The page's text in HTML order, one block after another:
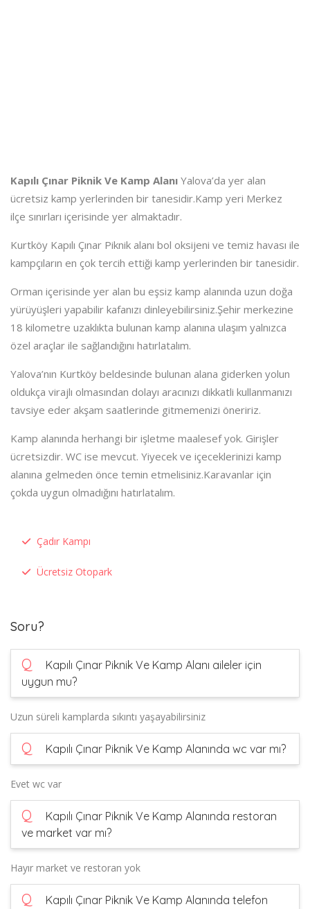
Kapılı Çınar Piknik Ve Kamp Alanı Yalova’da yer alan
ücretsiz kamp yerlerinden bir tanesidir.Kamp yeri Merkez
ilçe sınırları içerisinde yer almaktadır.
Kurtköy Kapılı Çınar Piknik alanı bol oksijeni ve temiz havası ile
kampçıların en çok tercih ettiği kamp yerlerinden bir tanesidir.
Orman içerisinde yer alan bu eşsiz kamp alanında uzun doğa
yürüyüşleri yapabilir kafanızı dinleyebilirsiniz.Şehir merkezine
18 kilometre uzaklıkta bulunan kamp alanına ulaşım yalnızca
özel araçlar ile sağlandığını hatırlatalım.
Yalova’nın Kurtköy beldesinde bulunan alana giderken yolun
oldukça virajlı olmasından dolayı aracınızı dikkatli kullanmanızı
tavsiye eder akşam saatlerinde gitmemenizi öneririz.
Kamp alanında herhangi bir işletme maalesef yok. Girişler
ücretsizdir. WC ise mevcut. Yiyecek ve içeceklerinizi kamp
alanına gelmeden önce temin etmelisiniz.Karavanlar için
çokda uygun olmadığını hatırlatalım.
Çadır Kampı
Ücretsiz Otopark
Soru?
Q
Kapılı Çınar Piknik Ve Kamp Alanı aileler için
uygun mu?
Uzun süreli kamplarda sıkıntı yaşayabilirsiniz
Q Kapılı Çınar Piknik Ve Kamp Alanında wc var mı?
Evet wc var
Q
Kapılı Çınar Piknik Ve Kamp Alanında restoran
ve market var mı?
Hayır market ve restoran yok
Q
Kapılı Çınar Piknik Ve Kamp Alanında telefon